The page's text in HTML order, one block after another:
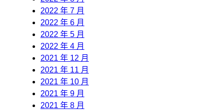
2022 年 7 月
2022 年 6 月
2022 年 5 月
2022 年 4 月
2021 年 12 月
2021 年 11 月
2021 年 10 月
2021 年 9 月
2021 年 8 月